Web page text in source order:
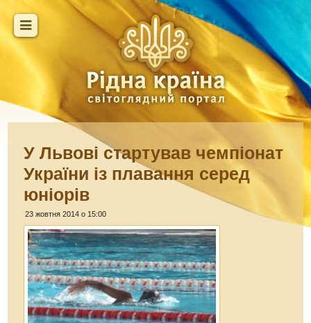
У Львові стартував чемпіонат
України із плавання серед
юніорів
23 жовтня 2014 о 15:00